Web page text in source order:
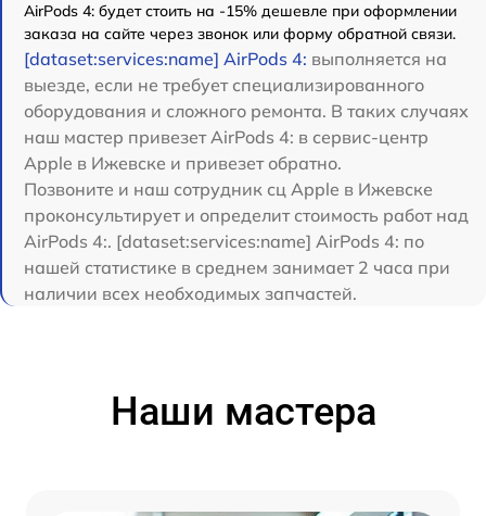
AirPods 4: будет стоить на -15% дешевле при оформлении
заказа на сайте через звонок или форму обратной связи.
[dataset:services:name] AirPods 4: выполняется на
выезде, если не требует специализированного
оборудования и сложного ремонта. В таких случаях
наш мастер привезет AirPods 4: в сервис-центр
Apple в Ижевске и привезет обратно.
Позвоните и наш сотрудник сц Apple в Ижевске
проконсультирует и определит стоимость работ над
AirPods 4:. [dataset:services:name] AirPods 4: по
нашей статистике в среднем занимает 2 часа при
наличии всех необходимых запчастей.
Наши мастера